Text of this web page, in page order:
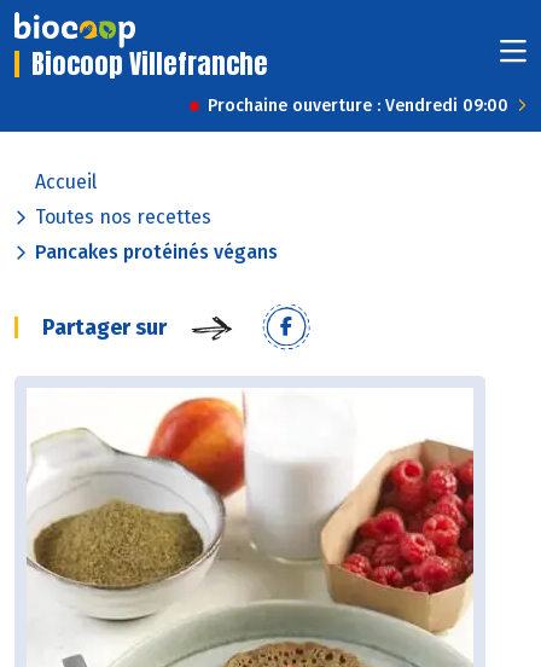
Biocoop Villefranche
Prochaine ouverture : Vendredi 09:00
Accueil
Toutes nos recettes
Pancakes protéinés végans
Partager sur